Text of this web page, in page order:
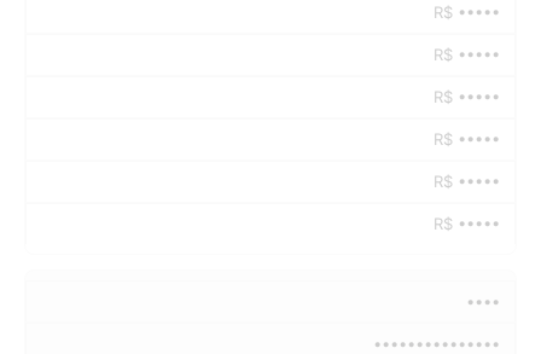
R$ •••••
R$ •••••
R$ •••••
R$ •••••
R$ •••••
R$ •••••
••••
•••••••••••••••